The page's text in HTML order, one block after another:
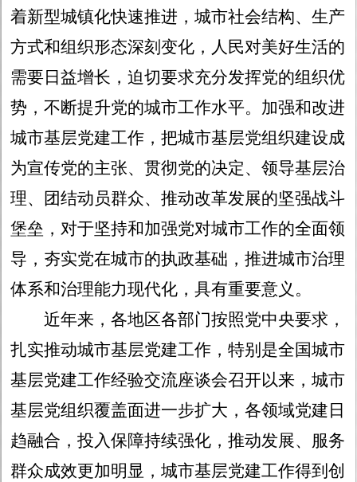
着新型城镇化快速推进，城市社会结构、生产
方式和组织形态深刻变化，人民对美好生活的
需要日益增长，迫切要求充分发挥党的组织优
势，不断提升党的城市工作水平。加强和改进
城市基层党建工作，把城市基层党组织建设成
为宣传党的主张、贯彻党的决定、领导基层治
理、团结动员群众、推动改革发展的坚强战斗
堡垒，对于坚持和加强党对城市工作的全面领
导，夯实党在城市的执政基础，推进城市治理
体系和治理能力现代化，具有重要意义。
近年来，各地区各部门按照党中央要求，
扎实推动城市基层党建工作，特别是全国城市
基层党建工作经验交流座谈会召开以来，城市
基层党组织覆盖面进一步扩大，各领域党建日
趋融合，投入保障持续强化，推动发展、服务
群众成效更加明显，城市基层党建工作得到创